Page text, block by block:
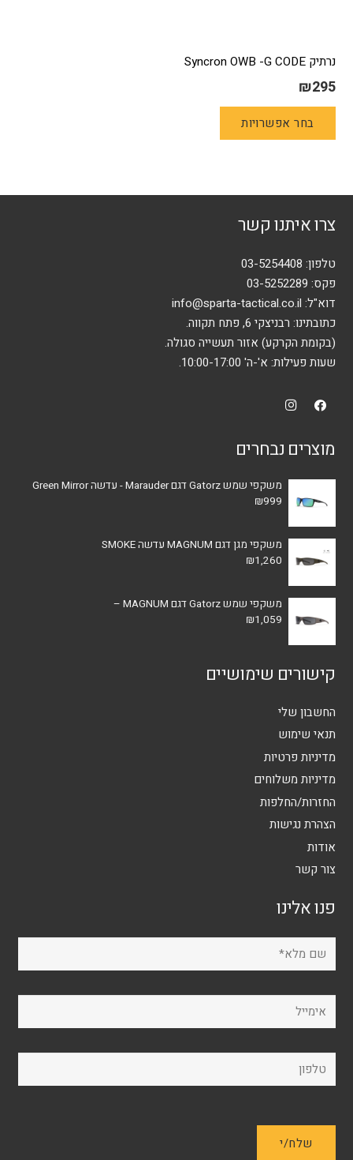
נרתיק Syncron OWB -G CODE
₪295
בחר אפשרויות
המוצר
צרו איתנו קשר
טלפון: 03-5254408
פקס: 03-5252289
דוא"ל: info@sparta-tactical.co.il
כתובתינו: רבניצקי 6, פתח תקווה.
(בקומת הקרקע) אזור תעשייה סגולה.
שעות פעילות: א'-ה' 10:00-17:00.
מוצרים נבחרים
משקפי שמש Gatorz דגם Marauder - עדשה Green Mirror
₪999
משקפי מגן דגם MAGNUM עדשה SMOKE
₪1,260
משקפי שמש Gatorz דגם MAGNUM –
₪1,059
קישורים שימושיים
החשבון שלי
תנאי שימוש
מדיניות פרטיות
מדיניות משלוחים
החזרות/החלפות
הצהרת נגישות
אודות
צור קשר
פנו אלינו